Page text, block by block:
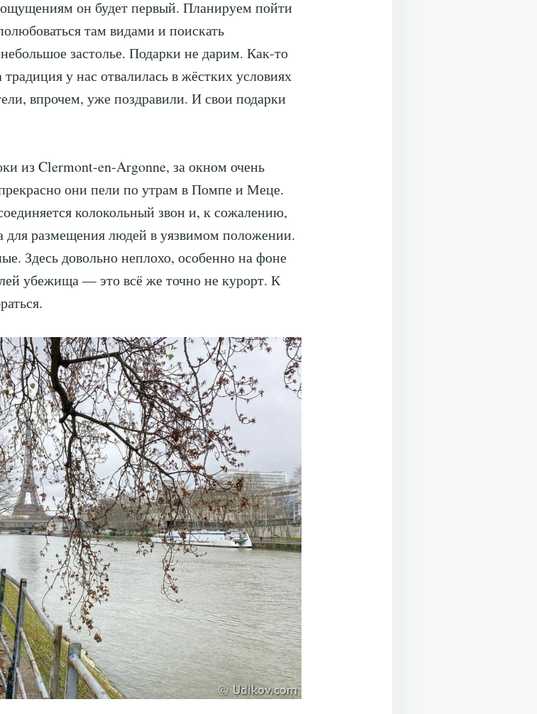
он будет первый. Планируем пойти
там видами и поискать
застолье. Подарки не дарим. Как-то
у нас отвалилась в жёстких условиях
впрочем, уже поздравили. И свои подарки
из Clermont-en-Argonne, за окном очень
они пели по утрам в Помпе и Меце.
колокольный звон и, к сожалению,
для размещения людей в уязвимом положении.
Здесь довольно неплохо, особенно на фоне
убежища — это всё же точно не курорт. К